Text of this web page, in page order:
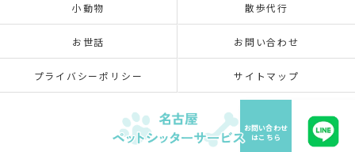
小動物 散歩代行
お世話 お問い合わせ
プライバシーポリシー サイトマップ